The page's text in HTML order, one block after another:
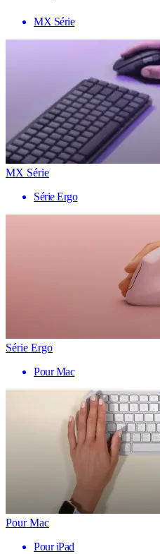
MX Série
MX Série
Série Ergo
Série Ergo
Pour Mac
Pour Mac
Pour iPad